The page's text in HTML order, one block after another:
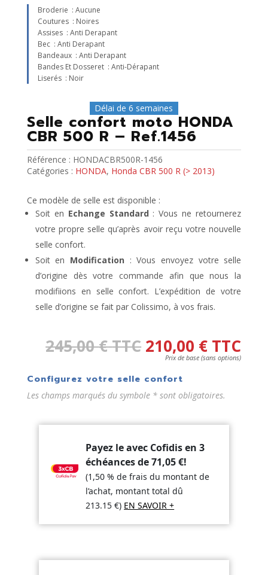
Broderie : Aucune
Coutures : Noires
Assises : Anti Derapant
Bec : Anti Derapant
Bandeaux : Anti Derapant
Bandes Et Dosseret : Anti-Dérapant
Liserés : Noir
Délai de 6 semaines
Selle confort moto HONDA
CBR 500 R – Ref.1456
Référence : HONDACBR500R-1456
Catégories : HONDA, Honda CBR 500 R (> 2013)
Ce modèle de selle est disponible :
Soit en Echange Standard : Vous ne retournerez
votre propre selle qu’après avoir reçu votre nouvelle
selle confort.
Soit en Modification : Vous envoyez votre selle
d’origine dès votre commande afin que nous la
modifiions en selle confort. L’expédition de votre
selle d’origine se fait par Colissimo, à vos frais.
245,00€TTC 210,00 € TTC
Prix de base (sans options)
Configurez votre selle confort
Les champs marqués du symbole * sont obligatoires.
Payez le avec Cofidis en 3
échéances de71,05€!
(1,50 % de frais du montant de
l’achat, montant total dû
213.15€) EN SAVOIR +